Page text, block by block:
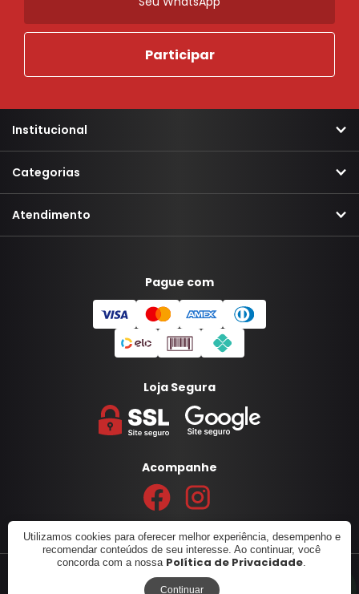
Institucional
Categorias
Atendimento
Pague com
Loja Segura
Acompanhe
os direitos reservados.
Utilizamos cookies para oferecer melhor experiência, desempenho e
recomendar conteúdos de seu interesse. Ao continuar, você
concorda com a nossa Política de Privacidade.
Continuar